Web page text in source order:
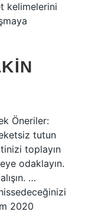
kelimelerini
Öneriler:
tutun
toplayın
odaklayın.
…
2020